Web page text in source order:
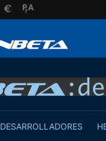
DESARROLLADORES